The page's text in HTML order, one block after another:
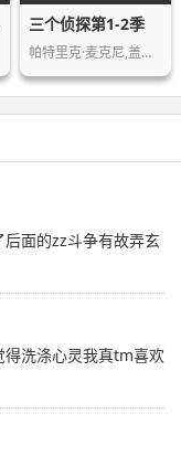
三个侦探第1-2季
帕特里克·麦克尼,盖瑞·亨特,乔安娜·…
面的zz斗争有故弄玄
得洗涤心灵我真tm喜欢